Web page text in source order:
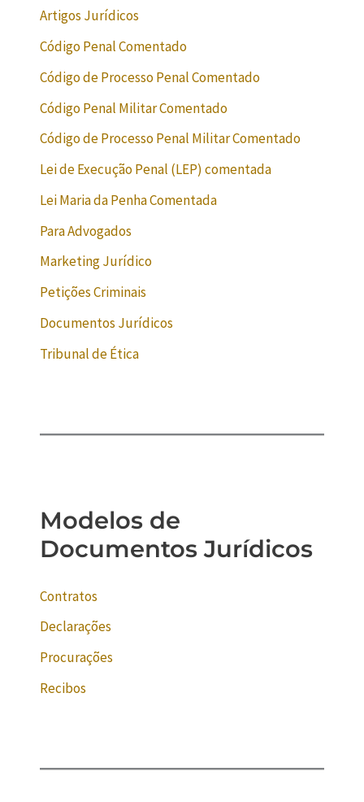
Artigos Jurídicos
Código Penal Comentado
Código de Processo Penal Comentado
Código Penal Militar Comentado
Código de Processo Penal Militar Comentado
Lei de Execução Penal (LEP) comentada
Lei Maria da Penha Comentada
Para Advogados
Marketing Jurídico
Petições Criminais
Documentos Jurídicos
Tribunal de Ética
Modelos de
Documentos Jurídicos
Contratos
Declarações
Procurações
Recibos